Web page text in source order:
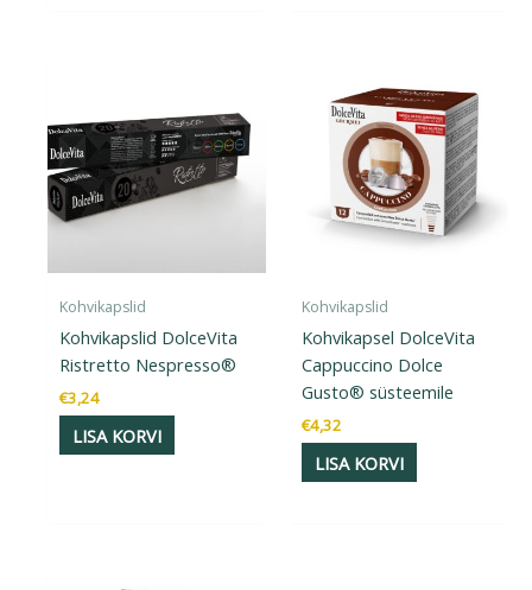
Kohvikapslid
Kohvikapslid DolceVita
Ristretto Nespresso®
€3,24
LISA KORVI
Kohvikapslid
Kohvikapsel DolceVita
Cappuccino Dolce
Gusto® süsteemile
€4,32
LISA KORVI